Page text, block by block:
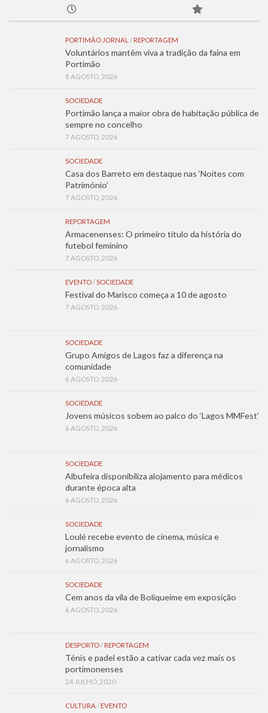
PORTIMÃO JORNAL / REPORTAGEM
Voluntários mantêm viva a tradição da faina em
Portimão
8 AGOSTO, 2026
SOCIEDADE
Portimão lança a maior obra de habitação pública de
sempre no concelho
7 AGOSTO, 2026
SOCIEDADE
Casa dos Barreto em destaque nas ‘Noites com
Património’
7 AGOSTO, 2026
REPORTAGEM
Armacenenses: O primeiro título da história do
futebol feminino
7 AGOSTO, 2026
EVENTO / SOCIEDADE
Festival do Marisco começa a 10 de agosto
7 AGOSTO, 2026
SOCIEDADE
Grupo Amigos de Lagos faz a diferença na
comunidade
6 AGOSTO, 2026
SOCIEDADE
Jovens músicos sobem ao palco do ‘Lagos MMFest’
6 AGOSTO, 2026
SOCIEDADE
Albufeira disponibiliza alojamento para médicos
durante época alta
6 AGOSTO, 2026
SOCIEDADE
Loulé recebe evento de cinema, música e
jornalismo
6 AGOSTO, 2026
SOCIEDADE
Cem anos da vila de Boliqueime em exposição
6 AGOSTO, 2026
DESPORTO / REPORTAGEM
Ténis e padel estão a cativar cada vez mais os
portimonenses
24 JULHO, 2020
CULTURA / EVENTO